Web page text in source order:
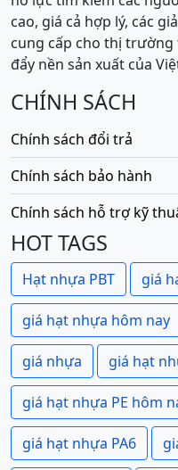
cao, giá cả hợp lý, các
cung cấp cho thị
đẩy nền sản xuất của
CHÍNH SÁCH
Chính sách đổi trả
Chính sách bảo hành
Chính sách hỗ trợ kỹ
HOT TAGS
Hạt nhựa PBT giá
giá hạt nhựa hôm nay
giá nhựa giá hạt
giá hạt nhựa PE hôm
giá hạt nhựa PA6